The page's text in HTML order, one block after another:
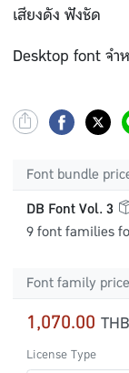
เสียงดัง ฟังชัด
Desktop font จำ
Font bundle
DB Font Vol. 3
9 font families
Font family price
1,070.00 THB
License Type